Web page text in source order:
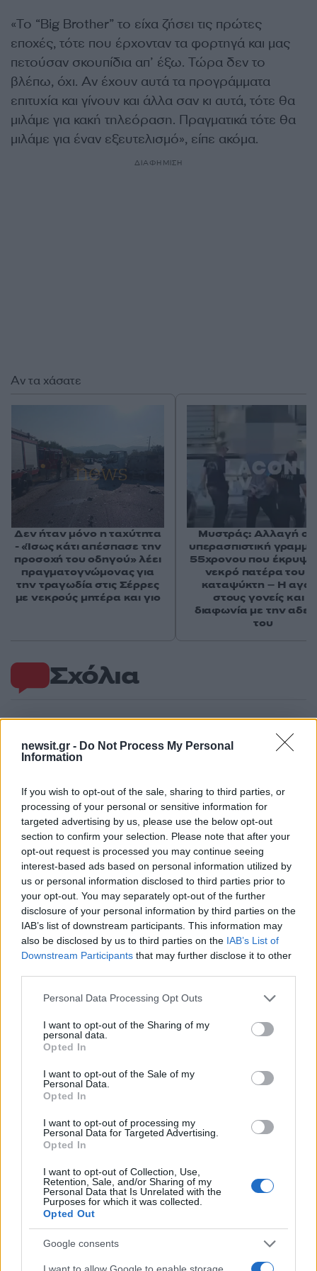
newsit.gr - Do Not Process My Personal
Information
If you wish to opt-out of the sale, sharing to third parties, or
processing of your personal or sensitive information for
targeted advertising by us, please use the below opt-out
section to confirm your selection. Please note that after your
opt-out request is processed you may continue seeing
interest-based ads based on personal information utilized by
us or personal information disclosed to third parties prior to
your opt-out. You may separately opt-out of the further
disclosure of your personal information by third parties on the
IAB’s list of downstream participants. This information may
also be disclosed by us to third parties on the IAB’s List of
Downstream Participants that may further disclose it to other
Please note that this website/app uses one or more Google
not limited to your visit or usage behaviour. You may click to
grant or deny consent to Google and its third-party tags to
use your data for below specified purposes in below Google
consent section.
Personal Data Processing Opt Outs
I want to opt-out of the Sharing of my
personal data.
Opted In
I want to opt-out of the Sale of my
Personal Data.
Opted In
I want to opt-out of processing my
Personal Data for Targeted Advertising.
Opted In
I want to opt-out of Collection, Use,
Retention, Sale, and/or Sharing of my
Personal Data that Is Unrelated with the
Purposes for which it was collected.
Opted Out
Google consents
I want to allow Google to enable storage
«Το “Big Brother” το είχα ζήσει τις πρώτες
εποχές, τότε που έρχονταν τα φορτηγά και μας
πετούσαν σκουπίδια απ’ έξω. Τώρα δεν το
βλέπω, όχι. Αν έχουν αυτά τα προγράμματα
επιτυχία και γίνουν και άλλα σαν κι αυτά, τότε θα
μιλάμε για κακή τηλεόραση. Πραγματικά τότε θα
μιλάμε για έναν εξευτελισμό», είπε ακόμα.
ΔΙΑΦΗΜΙΣΗ
Σχόλια
Σχολίασε εδώ
50 /50
2000 /2000
Υποβολή σχολίου
Όροι Χρήσης. Το site προστατεύεται από reCAPTCHA, ισχύουν
Πολιτική Απορρήτου & Όροι Χρήσης της Google.
Media
BIG BROTHER
ΛΟΛΑ ΝΤΑΙΦΑ
Share:
Ακολουθήστε το Νewsit.gr στο
ενημερωθείτε πρώτοι για όλη την ειδησεογραφία και τα
τελευταία νέατης ημέρας
Αν τα χάσατε
Δεν ήταν μόνο η ταχύτητα
- «Ίσως κάτι απέσπασε την
προσοχή του οδηγού» λέει
πραγματογνώμονας για
την τραγωδία στις Σέρρες
με νεκρούς μητέρα και γιο
Μυστράς: Αλλαγή
υπερασπιστική
55χρονου που έκρυψε
νεκρό πατέρα του
καταψύκτη – Η
στους γονείς και η
διαφωνία με την
του
Πιο δημοφιλή
Η Ελένη Φωτοπούλου ευχήθηκε για τη
γιορτή του Άκη Παυλόπουλου: «Δεκαπέντε
χρόνια μου διδάσκει υπομονή και αγάπη»
Αριστοτέλης Δαμίγος: Στο Αποτεφρωτήριο
Ριτσώνας το «ύστατο χαίρε» στον Έλληνα